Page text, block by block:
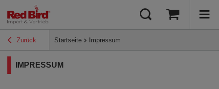
Zurück Startseite Impressum
IMPRESSUM